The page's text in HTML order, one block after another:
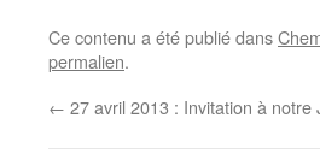
Ce contenu a été publié dans
permalien.
← 27 avril 2013 : Invitation à notre